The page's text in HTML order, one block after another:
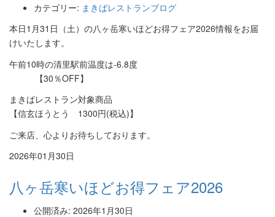
カテゴリー: まきばレストランブログ
本日1月31日（土）の八ヶ岳寒いほどお得フェア2026情報をお届
けいたします。
午前10時の清里駅前温度は-6.8度
【30％OFF】
まきばレストラン対象商品
【信玄ほうとう 1300円(税込)】
ご来店、心よりお待ちしております。
2026年01月30日
八ヶ岳寒いほどお得フェア2026
公開済み: 2026年1月30日